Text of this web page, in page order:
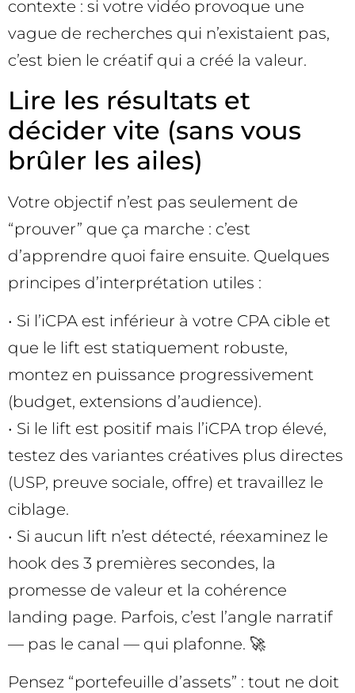
contexte : si votre vidéo provoque une
vague de recherches qui n’existaient pas,
c’est bien le créatif qui a créé la valeur.
Lire les résultats et
décider vite (sans vous
brûler les ailes)
Votre objectif n’est pas seulement de
“prouver” que ça marche : c’est
d’apprendre quoi faire ensuite. Quelques
principes d’interprétation utiles :
• Si l’iCPA est inférieur à votre CPA cible et
que le lift est statiquement robuste,
montez en puissance progressivement
(budget, extensions d’audience).
• Si le lift est positif mais l’iCPA trop élevé,
testez des variantes créatives plus directes
(USP, preuve sociale, offre) et travaillez le
ciblage.
• Si aucun lift n’est détecté, réexaminez le
hook des 3 premières secondes, la
promesse de valeur et la cohérence
landing page. Parfois, c’est l’angle narratif
— pas le canal — qui plafonne. 🚀
Pensez “portefeuille d’assets” : tout ne doit